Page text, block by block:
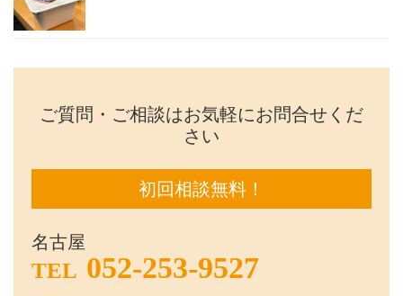
ご質問・ご相談はお気軽にお問合せくだ
さい
初回相談無料！
名古屋
TEL 052-253-9527